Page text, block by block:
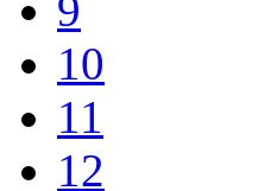
9
10
11
12